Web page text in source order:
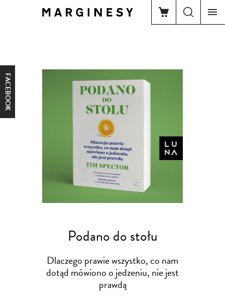
FACEBOOK
Podano do stołu
Dlaczego prawie wszystko, co nam
dotąd mówiono o jedzeniu, nie jest
prawdą